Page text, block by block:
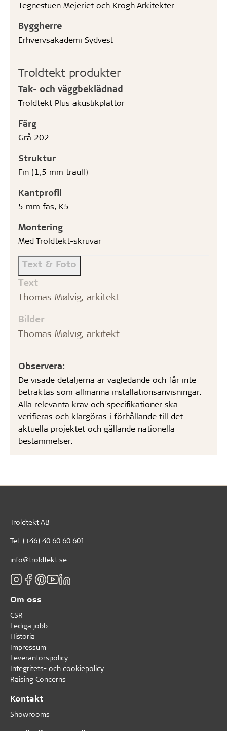
Tegnestuen Mejeriet och Krogh Arkitekter
Byggherre
Erhvervsakademi Sydvest
Troldtekt produkter
Tak- och väggbeklädnad
Troldtekt Plus akustikplattor
Färg
Grå 202
Struktur
Fin (1,5 mm träull)
Kantprofil
5 mm fas, K5
Montering
Med Troldtekt-skruvar
Text & Foto
Text
Thomas Mølvig, arkitekt
Bilder
Thomas Mølvig, arkitekt
Observera:
De visade detaljerna är vägledande och får inte
betraktas som allmänna installationsanvisningar.
Alla relevanta krav och specifikationer ska
verifieras och klargöras i förhållande till det
aktuella projektet och gällande nationella
bestämmelser.
Troldtekt AB
Tel: (+46) 40 60 60 601
info@troldtekt.se
Om oss
CSR
Lediga jobb
Historia
Impressum
Leverantörspolicy
Integritets- och cookiepolicy
Raising Concerns
Kontakt
Showrooms